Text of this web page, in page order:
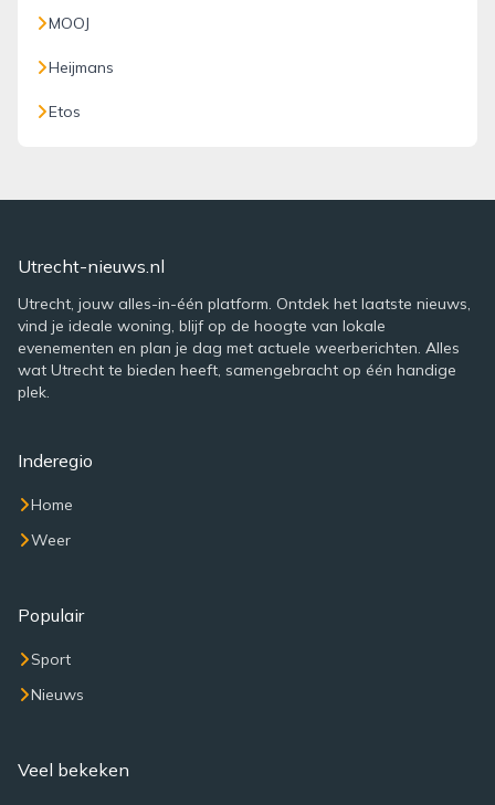
MOOJ
Heijmans
Etos
Utrecht-nieuws.nl
Utrecht, jouw alles-in-één platform. Ontdek het laatste nieuws,
vind je ideale woning, blijf op de hoogte van lokale
evenementen en plan je dag met actuele weerberichten. Alles
wat Utrecht te bieden heeft, samengebracht op één handige
plek.
Inderegio
Home
Weer
Populair
Sport
Nieuws
Veel bekeken